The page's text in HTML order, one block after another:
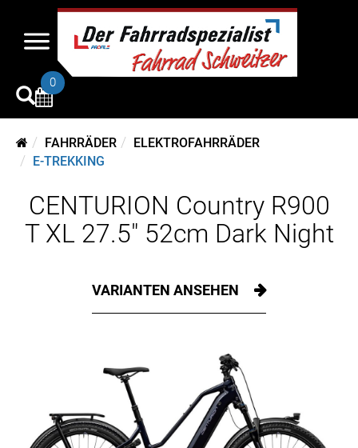
0
FAHRRÄDER
ELEKTROFAHRRÄDER
E-TREKKING
CENTURION Country R900
T XL 27.5" 52cm Dark Night
VARIANTEN ANSEHEN